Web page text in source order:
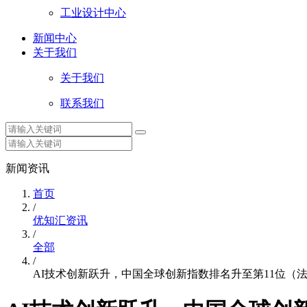
工业设计中心
新闻中心
关于我们
关于我们
联系我们
新闻资讯
首页
/
优知汇资讯
/
全部
/
AI技术创新跃升，中国全球创新指数排名升至第11位（